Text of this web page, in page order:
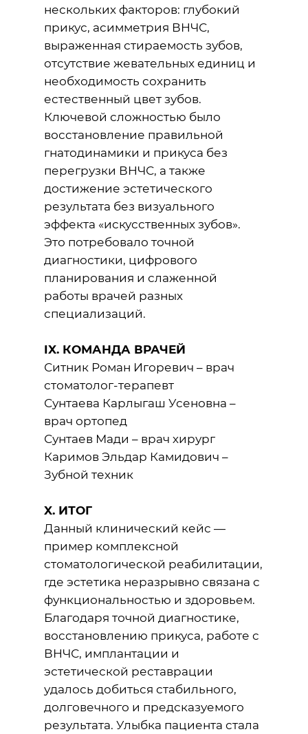
нескольких факторов: глубокий
прикус, асимметрия ВНЧС,
выраженная стираемость зубов,
отсутствие жевательных единиц и
необходимость сохранить
естественный цвет зубов.
Ключевой сложностью было
восстановление правильной
гнатодинамики и прикуса без
перегрузки ВНЧС, а также
достижение эстетического
результата без визуального
эффекта «искусственных зубов».
Это потребовало точной
диагностики, цифрового
планирования и слаженной
работы врачей разных
специализаций.
IX. КОМАНДА ВРАЧЕЙ
Ситник Роман Игоревич – врач
стоматолог-терапевт
Сунтаева Карлыгаш Усеновна –
врач ортопед
Сунтаев Мади – врач хирург
Каримов Эльдар Камидович –
Зубной техник
X. ИТОГ
Данный клинический кейс —
пример комплексной
стоматологической реабилитации,
где эстетика неразрывно связана с
функциональностью и здоровьем.
Благодаря точной диагностике,
восстановлению прикуса, работе с
ВНЧС, имплантации и
эстетической реставрации
удалось добиться стабильного,
долговечного и предсказуемого
результата. Улыбка пациента стала